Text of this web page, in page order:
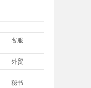
客服
外贸
秘书